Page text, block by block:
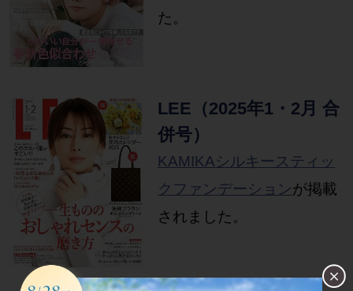
た。
LEE（2025年1・2月 合
併号）
KAMIKAシルキースティッ
クファンデーションが掲載
されました。